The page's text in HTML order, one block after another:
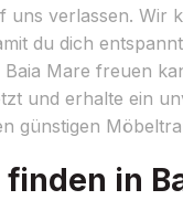
uns verlassen. Wir
du dich
Mare freuen
und erhalte ein
günstigen
in